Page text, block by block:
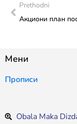
Prethodni
Мени
Прописи
Obala Maka